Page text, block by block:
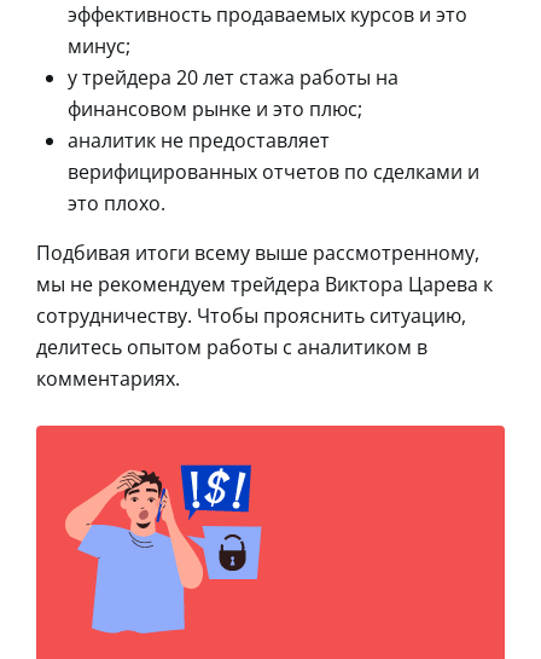
эффективность продаваемых курсов и это
минус;
у трейдера 20 лет стажа работы на
финансовом рынке и это плюс;
аналитик не предоставляет
верифицированных отчетов по сделками и
это плохо.
Подбивая итоги всему выше рассмотренному,
мы не рекомендуем трейдера Виктора Царева к
сотрудничеству. Чтобы прояснить ситуацию,
делитесь опытом работы с аналитиком в
комментариях.